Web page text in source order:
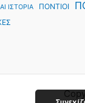
ΙΣΤΟΡΙΑ ΠΟΝΤΙΟΙ